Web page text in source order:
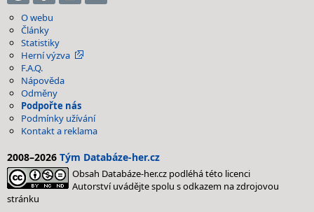
O webu
Články
Statistiky
Herní výzva
F.A.Q.
Nápověda
Odměny
Podpořte nás
Podmínky užívání
Kontakt a reklama
2008–2026 Tým Databáze-her.cz
Obsah Databáze-her.cz podléhá této licenci
Autorství uvádějte spolu s odkazem na zdrojovou
stránku